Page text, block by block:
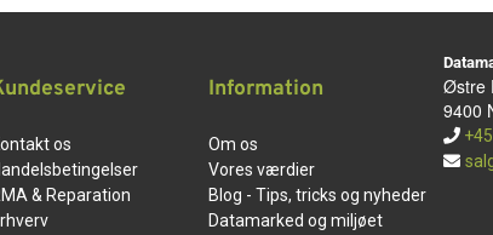
os
& Reparation
Information
Om os
Vores værdier
Blog - Tips, tricks og nyheder
Datamarked og miljøet
Østre
9400